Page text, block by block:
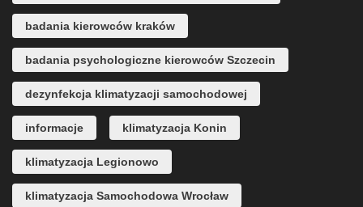
badania kierowców kraków
badania psychologiczne kierowców Szczecin
dezynfekcja klimatyzacji samochodowej
informacje klimatyzacja Konin
klimatyzacja Legionowo
klimatyzacja Samochodowa Wrocław